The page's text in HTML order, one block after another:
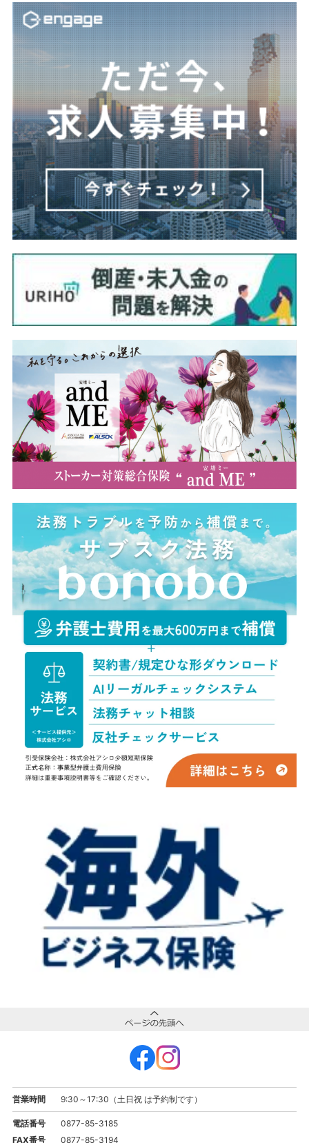
営業時間 9:30～17:30（土日祝 は予約制です）
電話番号
0877-85-3185
FAX番号
0877-85-3194